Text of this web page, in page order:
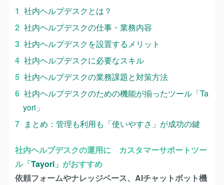
社内ヘルプデスクとは？
社内ヘルプデスクの仕事・業務内容
社内ヘルプデスクを設置するメリット
社内ヘルプデスクに必要なスキル
社内ヘルプデスクの業務課題と対策方法
社内ヘルプデスクのための機能が揃ったツール「Ta
yori」
まとめ：管理も利用も「使いやすさ」が成功の鍵
社内ヘルプデスクの運用に カスタマーサポートツー
ル「Tayori」がおすすめ
依頼フォームやナレッジベース、AIチャットボット機